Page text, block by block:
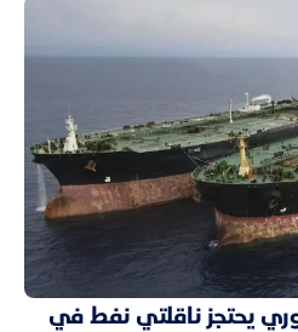
يحتجز ناقلتي نفط في